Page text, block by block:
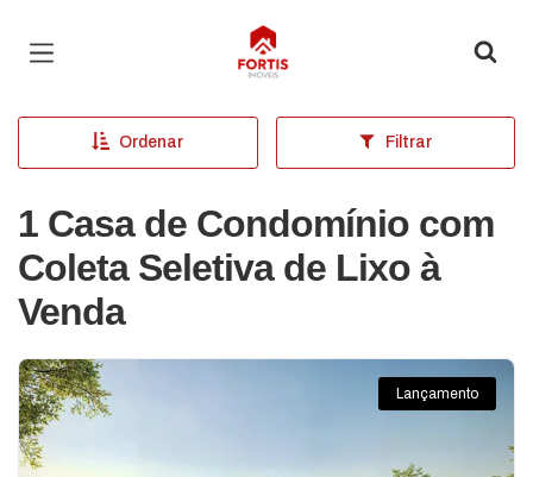
Página inicial
Ordenar Filtrar
1 Casa de Condomínio com
Coleta Seletiva de Lixo à
Venda
Lançamento